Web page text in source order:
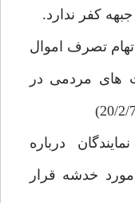
كفر ندارد.
تصرف اموال
هاى مردمى در
درباره
خدشه قرار